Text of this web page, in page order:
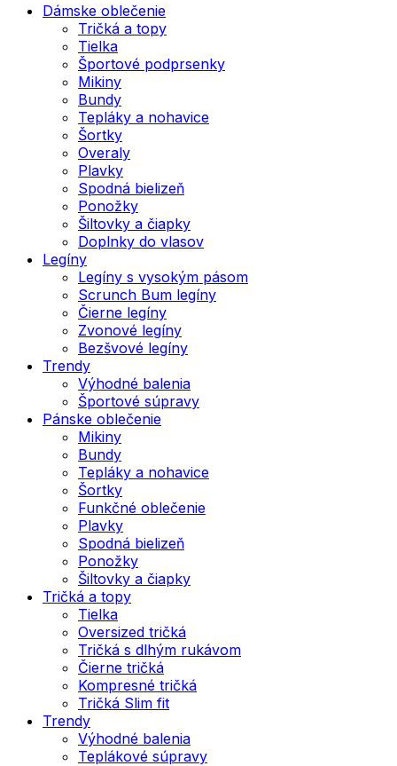
Dámske oblečenie
Tričká a topy
Tielka
Športové podprsenky
Mikiny
Bundy
Tepláky a nohavice
Šortky
Overaly
Plavky
Spodná bielizeň
Ponožky
Šiltovky a čiapky
Doplnky do vlasov
Legíny
Legíny s vysokým pásom
Scrunch Bum legíny
Čierne legíny
Zvonové legíny
Bezšvové legíny
Trendy
Výhodné balenia
Športové súpravy
Pánske oblečenie
Mikiny
Bundy
Tepláky a nohavice
Šortky
Funkčné oblečenie
Plavky
Spodná bielizeň
Ponožky
Šiltovky a čiapky
Tričká a topy
Tielka
Oversized tričká
Tričká s dlhým rukávom
Čierne tričká
Kompresné tričká
Tričká Slim fit
Trendy
Výhodné balenia
Teplákové súpravy